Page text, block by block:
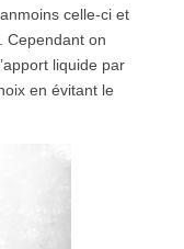
celle-ci et
Cependant on
liquide par
en évitant le